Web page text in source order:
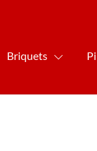
Briquets